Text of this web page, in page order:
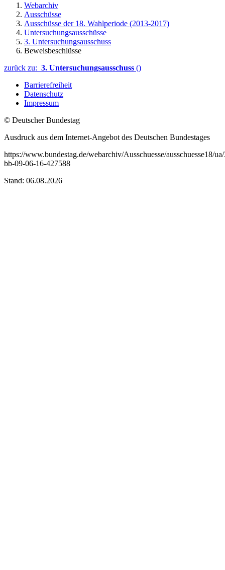
Webarchiv
Ausschüsse
Ausschüsse der 18. Wahlperiode (2013-2017)
Untersuchungsausschüsse
3. Untersuchungsausschuss
Beweisbeschlüsse
zurück zu: 3. Untersuchungsausschuss ()
Barrierefreiheit
Datenschutz
Impressum
© Deutscher Bundestag
Ausdruck aus dem Internet-Angebot des Deutschen Bundestages
https://www.bundestag.de/webarchiv/Ausschuesse/ausschuesse18/
bb-09-06-16-427588
Stand: 06.08.2026